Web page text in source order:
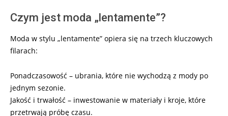
Czym jest moda „lentamente”?
Moda w stylu „lentamente” opiera się na trzech kluczowych
filarach:
Ponadczasowość – ubrania, które nie wychodzą z mody po
jednym sezonie.
Jakość i trwałość – inwestowanie w materiały i kroje, które
przetrwają próbę czasu.